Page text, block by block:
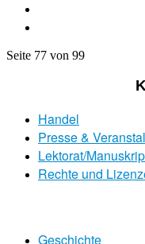
Seite 77 von 99
Handel
Presse &
Lektorat/
Rechte und
Geschichte